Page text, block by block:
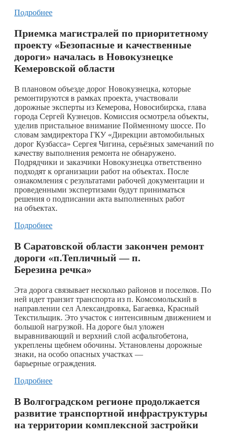
Подробнее
Приемка магистралей по приоритетному
проекту «Безопасные и качественные
дороги» началась в Новокузнецке
Кемеровской области
В плановом объезде дорог Новокузнецка, которые
ремонтируются в рамках проекта, участвовали
дорожные эксперты из Кемерова, Новосибирска, глава
города Сергей Кузнецов. Комиссия осмотрела объекты,
уделив пристальное внимание Пойменному шоссе. По
словам замдиректора ГКУ «Дирекции автомобильных
дорог Кузбасса» Сергея Чигина, серьёзных замечаний по
качеству выполнения ремонта не обнаружено.
Подрядчики и заказчики Новокузнецка ответственно
подходят к организации работ на объектах. После
ознакомления с результатами рабочей документации и
проведенными экспертизами будут приниматься
решения о подписании акта выполненных работ
на объектах.
Подробнее
В Саратовской области закончен ремонт
дороги «п.Тепличный — п.
Березина речка»
Эта дорога связывает несколько районов и поселков. По
ней идет транзит транспорта из п. Комсомольский в
направлении сел Александровка, Багаевка, Красный
Текстильщик. Это участок с интенсивным движением и
большой нагрузкой. На дороге был уложен
выравнивающий и верхний слой асфальтобетона,
укреплены щебнем обочины. Установлены дорожные
знаки, на особо опасных участках —
барьерные ограждения.
Подробнее
В Волгоградском регионе продолжается
развитие транспортной инфраструктуры
на территории комплексной застройки